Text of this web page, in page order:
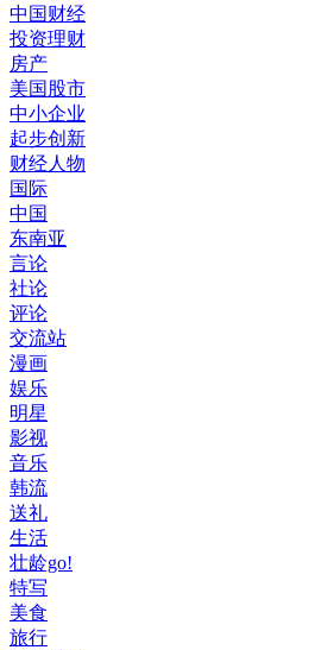
中国财经
投资理财
房产
美国股市
中小企业
起步创新
财经人物
国际
中国
东南亚
言论
社论
评论
交流站
漫画
娱乐
明星
影视
音乐
韩流
送礼
生活
壮龄go!
特写
美食
旅行